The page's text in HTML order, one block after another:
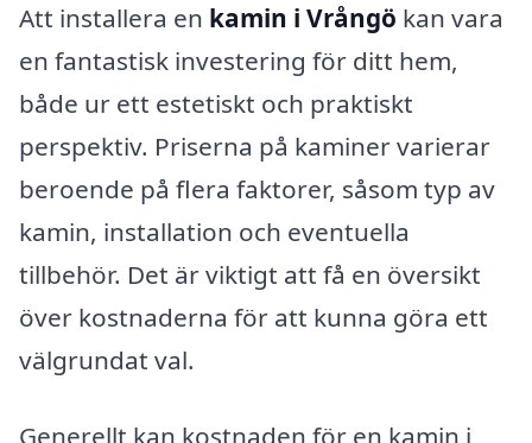
Att installera en kamin i Vrångö kan vara
en fantastisk investering för ditt hem,
både ur ett estetiskt och praktiskt
perspektiv. Priserna på kaminer varierar
beroende på flera faktorer, såsom typ av
kamin, installation och eventuella
tillbehör. Det är viktigt att få en översikt
över kostnaderna för att kunna göra ett
välgrundat val.
Generellt kan kostnaden för en kamin i